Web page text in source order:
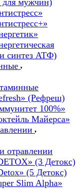
для мужчин)
синтез АТФ)
(Рефреш)
100%»
Майерса»
отравлении
(3 Детокс)
(5 Детокс)
Slim Alpha»